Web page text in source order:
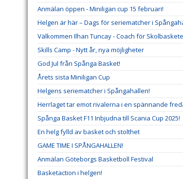
Anmälan öppen - Miniligan cup 15 februari!
Helgen är här – Dags för seriematcher i
Välkommen Ilhan Tuncay - Coach för
Skills Camp - Nytt år, nya möjligheter
God Jul från Spånga Basket!
Årets sista Miniligan Cup
Helgens seriematcher i Spångahallen!
Herrlaget tar emot rivalerna i en spännande
Spånga Basket F11 Inbjudna till Scania Cup 2025!
En helg fylld av basket och stolthet
GAME TIME I SPÅNGAHALLEN!
Anmälan Göteborgs Basketboll Festival
Basketaction i helgen!